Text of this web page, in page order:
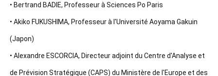
• Bertrand BADIE, Professeur à Sciences Po Paris
• Akiko FUKUSHIMA, Professeur à l'Université Aoyama Gakuin
(Japon)
• Alexandre ESCORCIA, Directeur adjoint du Centre d'Analyse et
de Prévision Stratégique (CAPS) du Ministère de l'Europe et des